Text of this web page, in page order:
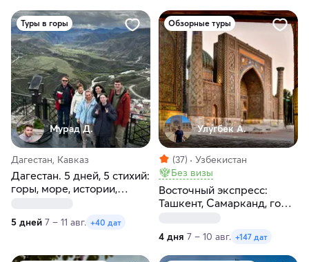
Туры в горы
Мурад Д.
Дагестан, Кавказ
Дагестан. 5 дней, 5 стихий:
горы, море, истории,
5 дней 7 – 11 авг. +40 дат
Обзорные туры
Улугбек А.
(37)
Узбекистан
Без визы
Восточный экспресс:
Ташкент, Самарканд, горы,
4 дня 7 – 10 авг. +147 дат